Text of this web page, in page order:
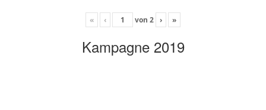
« ‹ von 2 › »
Kampagne 2019